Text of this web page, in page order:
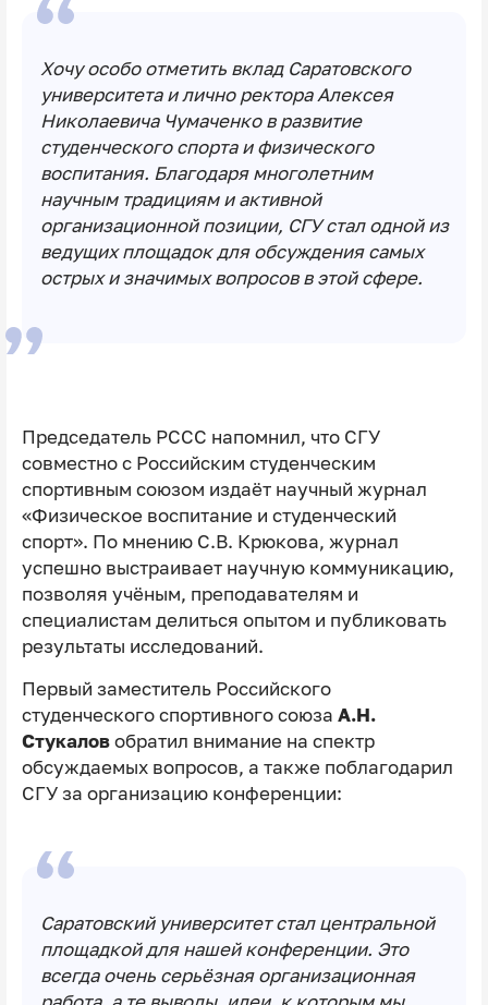
Хочу особо отметить вклад Саратовского
университета и лично ректора Алексея
Николаевича Чумаченко в развитие
студенческого спорта и физического
воспитания. Благодаря многолетним
научным традициям и активной
организационной позиции, СГУ стал одной из
ведущих площадок для обсуждения самых
острых и значимых вопросов в этой сфере.
Председатель РССС напомнил, что СГУ
совместно с Российским студенческим
спортивным союзом издаёт научный журнал
«Физическое воспитание и студенческий
спорт». По мнению С.В. Крюкова, журнал
успешно выстраивает научную коммуникацию,
позволяя учёным, преподавателям и
специалистам делиться опытом и публиковать
результаты исследований.
Первый заместитель Российского
студенческого спортивного союза А.Н.
Стукаловобратил внимание на спектр
обсуждаемых вопросов, а также поблагодарил
СГУ за организацию конференции:
Саратовский университет стал центральной
площадкой для нашей конференции. Это
всегда очень серьёзная организационная